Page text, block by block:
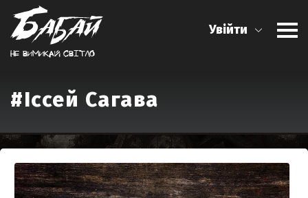
Не вимикай свiтло
Увійти
#Іссей Сагава